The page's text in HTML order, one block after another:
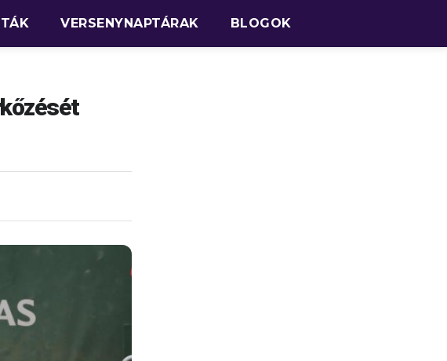
VERSENYNAPTÁRAK BLOGOK